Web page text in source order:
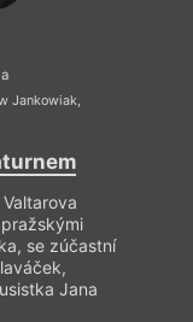
Jankowiak,
se zúčastní
Jana